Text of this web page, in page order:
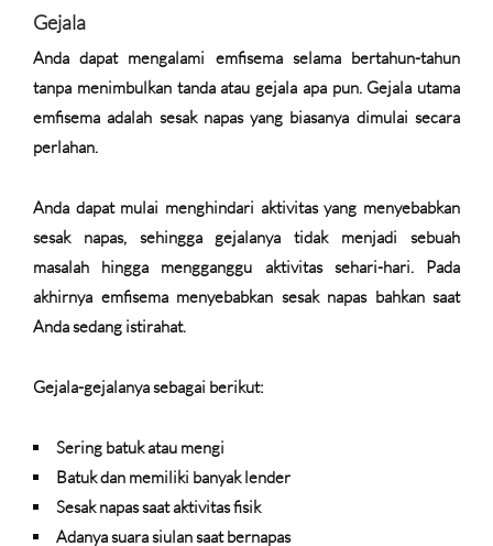
Gejala
Anda dapat mengalami emfisema selama bertahun-tahun
tanpa menimbulkan tanda atau gejala apa pun. Gejala utama
emfisema adalah sesak napas yang biasanya dimulai secara
perlahan.
Anda dapat mulai menghindari aktivitas yang menyebabkan
sesak napas, sehingga gejalanya tidak menjadi sebuah
masalah hingga mengganggu aktivitas sehari-hari. Pada
akhirnya emfisema menyebabkan sesak napas bahkan saat
Anda sedang istirahat.
Gejala-gejalanya sebagai berikut:
Sering batuk atau mengi
Batuk dan memiliki banyak lender
Sesak napas saat aktivitas fisik
Adanya suara siulan saat bernapas